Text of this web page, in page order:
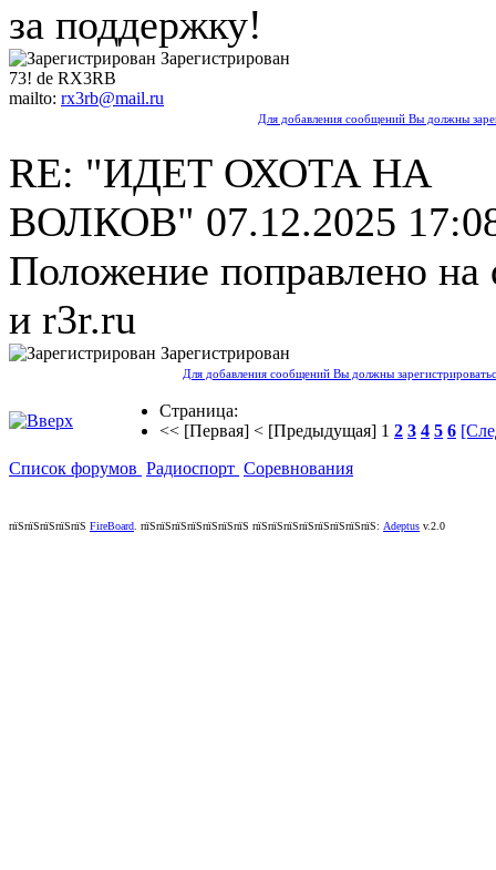
за поддержку!
Зарегистрирован
73! de RX3RB
mailto: rx3rb@mail.ru
Для добавления сообщений Вы должны
RE: "ИДЕТ ОХОТА НА
ВОЛКОВ" 07.12.2025
Положение поправлено на
и r3r.ru
Зарегистрирован
Для добавления сообщений Вы должны
Страница:
<< [Первая] < [Предыдущая] 1 2 3 4 5 6
Список форумов Радиоспорт Соревнования
пїЅпїЅпїЅпїЅпїЅ FireBoard пїЅпїЅпїЅпїЅпїЅпїЅпїЅ пїЅпїЅпїЅпїЅпїЅпїЅпїЅпїЅ: Adeptus v.2.0